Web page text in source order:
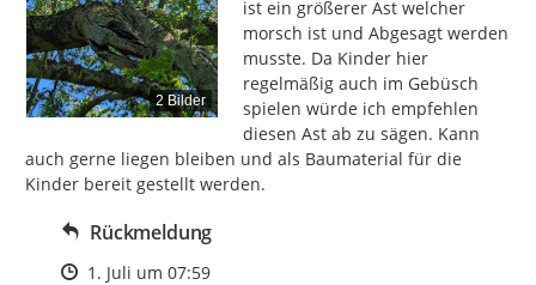
2 Bilder
ist ein größerer Ast welcher
morsch ist und Abgesagt werden
musste. Da Kinder hier
regelmäßig auch im Gebüsch
spielen würde ich empfehlen
diesen Ast ab zu sägen. Kann
auch gerne liegen bleiben und als Baumaterial für die
Kinder bereit gestellt werden.
Rückmeldung
Zeitpunkt des Erstellens
1. Juli um 07:59